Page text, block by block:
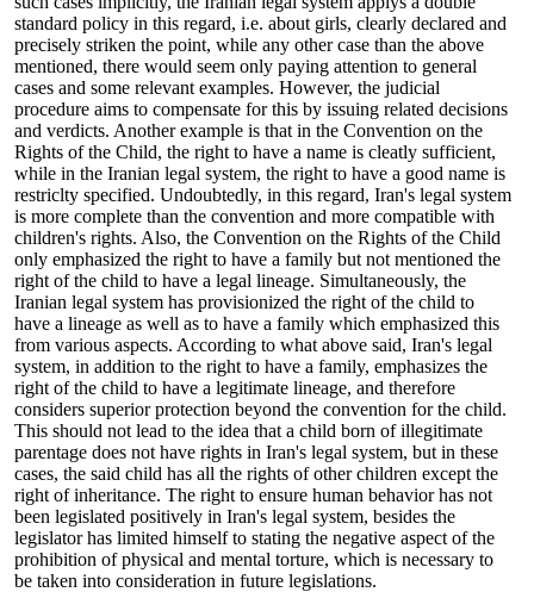
standard policy in this regard, i.e. about girls, clearly declared and
precisely striken the point, while any other case than the above
mentioned, there would seem only paying attention to general
cases and some relevant examples. However, the judicial
procedure aims to compensate for this by issuing related decisions
and verdicts. Another example is that in the Convention on the
Rights of the Child, the right to have a name is cleatly sufficient,
while in the Iranian legal system, the right to have a good name is
restriclty specified. Undoubtedly, in this regard, Iran's legal system
is more complete than the convention and more compatible with
children's rights. Also, the Convention on the Rights of the Child
only emphasized the right to have a family but not mentioned the
right of the child to have a legal lineage. Simultaneously, the
Iranian legal system has provisionized the right of the child to
have a lineage as well as to have a family which emphasized this
from various aspects. According to what above said, Iran's legal
system, in addition to the right to have a family, emphasizes the
right of the child to have a legitimate lineage, and therefore
considers superior protection beyond the convention for the child.
This should not lead to the idea that a child born of illegitimate
parentage does not have rights in Iran's legal system, but in these
cases, the said child has all the rights of other children except the
right of inheritance. The right to ensure human behavior has not
been legislated positively in Iran's legal system, besides the
legislator has limited himself to stating the negative aspect of the
prohibition of physical and mental torture, which is necessary to
be taken into consideration in future legislations.